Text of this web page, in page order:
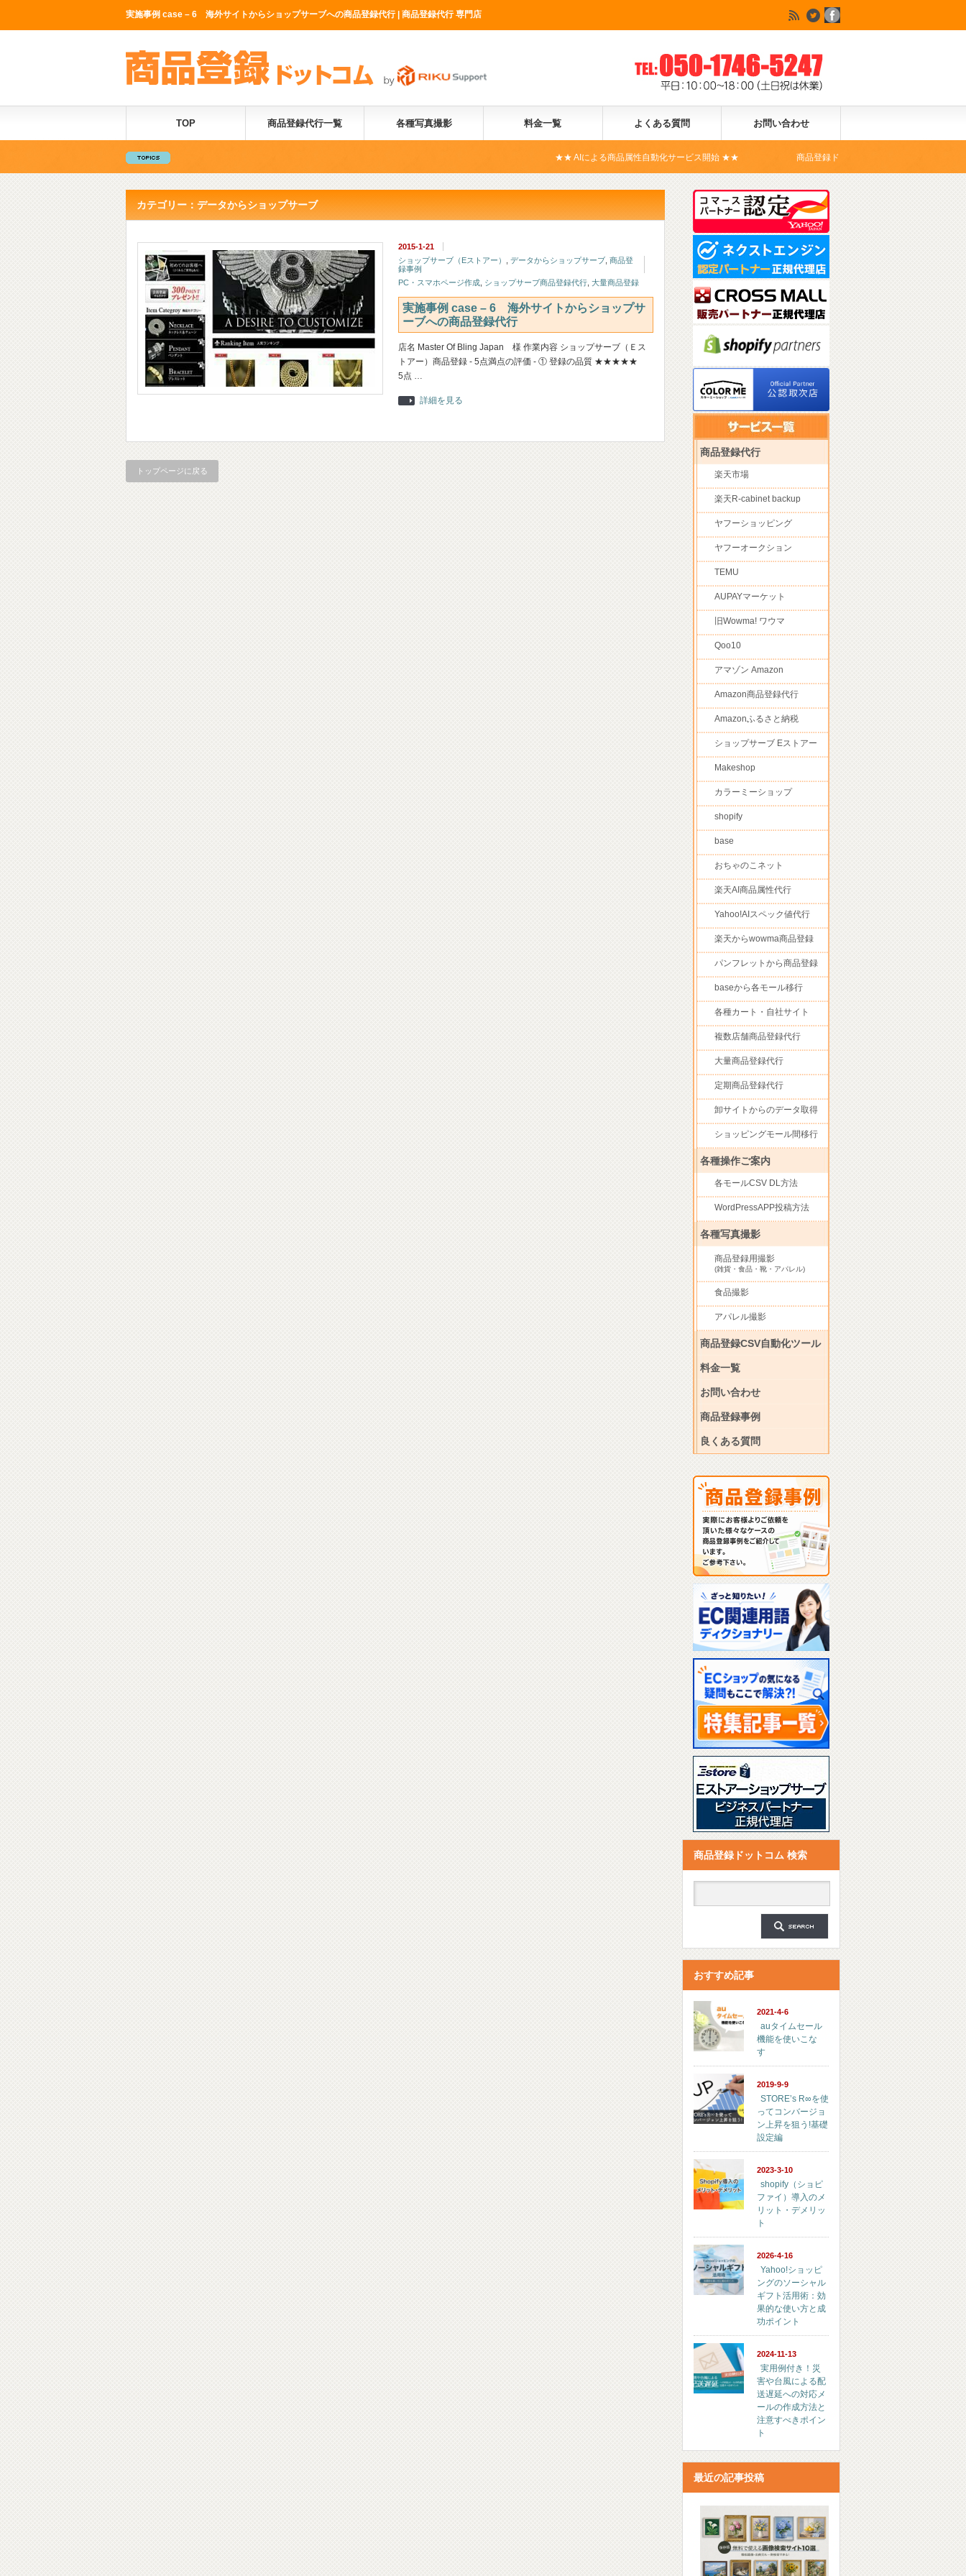
実施事例 case – 6 海外サイトからショップサーブへの商品登録代行 | 商品登録代行 専門店
TOP 商品登録代行一覧 各種写真撮影 料金一覧 よくある質問 お問い合わせ
★★ AIによる商品属性自動化サービス開始 ★★ 商品登録ドットコムは、Yahoo!ショッピングの公式コマ
カテゴリー：データからショップサーブ
2015-1-21
ショップサーブ（Eストアー）
データからショップサーブ 商品登
録事例
PC・スマホページ作成 ショップサーブ商品登録代行 大量商品登録
実施事例 case – 6 海外サイトからショップサ
ーブへの商品登録代行
店名 Master Of Bling Japan 様 作業内容 ショップサーブ（Ｅス
トアー）商品登録 - 5点満点の評価 - ① 登録の品質 ★★★★★
5点 …
詳細を見る
トップページに戻る
商品登録代行
楽天市場
楽天R-cabinet backup
ヤフーショッピング
ヤフーオークション
TEMU
AUPAYマーケット
旧Wowma! ワウマ
Qoo10
アマゾン Amazon
Amazon商品登録代行
Amazonふるさと納税
ショップサーブ Eストアー
Makeshop
カラーミーショップ
shopify
base
おちゃのこネット
楽天AI商品属性代行
Yahoo!AIスペック値代行
楽天からwowma商品登録
パンフレットから商品登録
baseから各モール移行
各種カート・自社サイト
複数店舗商品登録代行
大量商品登録代行
定期商品登録代行
卸サイトからのデータ取得
ショッピングモール間移行
各種操作ご案内
各モールCSV DL方法
WordPressAPP投稿方法
各種写真撮影
商品登録用撮影
(雑貨・食品・靴・アパレル)
食品撮影
アパレル撮影
商品登録CSV自動化ツール
料金一覧
お問い合わせ
商品登録事例
良くある質問
商品登録ドットコム 検索
おすすめ記事
2021-4-6
auタイムセール
機能を使いこな
す
2019-9-9
STORE’s R∞を使
ってコンバージョ
ン上昇を狙う!基礎
設定編
2023-3-10
shopify（ショピ
ファイ）導入のメ
リット・デメリッ
ト
2026-4-16
Yahoo!ショッピ
ングのソーシャル
ギフト活用術：効
果的な使い方と成
功ポイント
2024-11-13
実用例付き！災
害や台風による配
送遅延への対応メ
ールの作成方法と
注意すべきポイン
ト
最近の記事投稿